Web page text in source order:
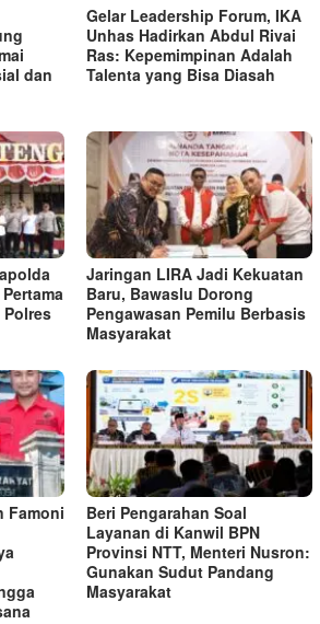
dan
Gelar Leadership Forum, IKA
Unhas Hadirkan Abdul Rivai
Ras: Kepemimpinan Adalah
Talenta yang Bisa Diasah
Jaringan LIRA Jadi Kekuatan
Baru, Bawaslu Dorong
Pengawasan Pemilu Berbasis
Masyarakat
Famoni
Beri Pengarahan Soal
Layanan di Kanwil BPN
Provinsi NTT, Menteri Nusron:
Gunakan Sudut Pandang
Masyarakat